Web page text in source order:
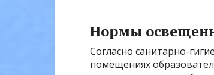
Нормы
Согласно санитарно-
помещениях